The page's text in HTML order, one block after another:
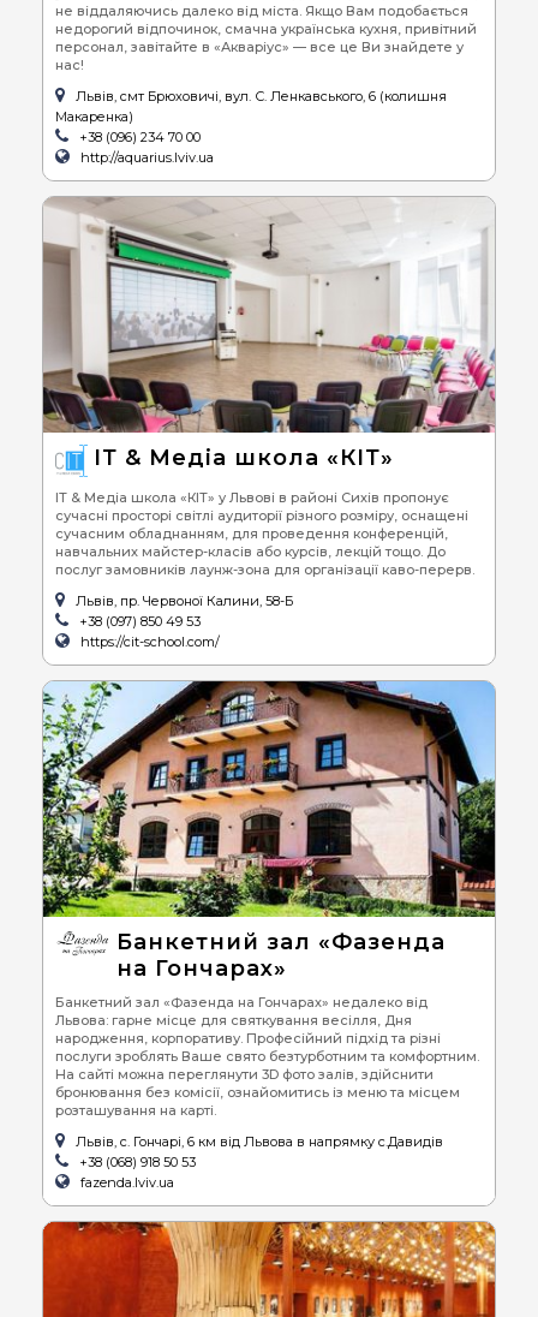
не віддаляючись далеко від міста. Якщо Вам подобається
недорогий відпочинок, смачна українська кухня, привітний
персонал, завітайте в «Акваріус» — все це Ви знайдете у
нас!
Львів, смт Брюховичі, вул. С. Ленкавського, 6 (колишня
Макаренка)
+38 (096) 234 70 00
http://aquarius.lviv.ua
ІТ & Медіа школа «КІТ»
ІТ & Медіа школа «КІТ» у Львові в районі Сихів пропонує
сучасні просторі світлі аудиторії різного розміру, оснащені
сучасним обладнанням, для проведення конференцій,
навчальних майстер-класів або курсів, лекцій тощо. До
послуг замовників лаунж-зона для організації каво-перерв.
Львів, пр. Червоної Калини, 58-Б
+38 (097) 850 49 53
https://cit-school.com/
Банкетний зал «Фазенда
на Гончарах»
Банкетний зал «Фазенда на Гончарах» недалеко від
Львова: гарне місце для святкування весілля, Дня
народження, корпоративу. Професійний підхід та різні
послуги зроблять Ваше свято безтурботним та комфортним.
На сайті можна переглянути 3D фото залів, здійснити
бронювання без комісії, ознайомитись із меню та місцем
розташування на карті.
Львів, с. Гончарі, 6 км від Львова в напрямку с.Давидів
+38 (068) 918 50 53
fazenda.lviv.ua